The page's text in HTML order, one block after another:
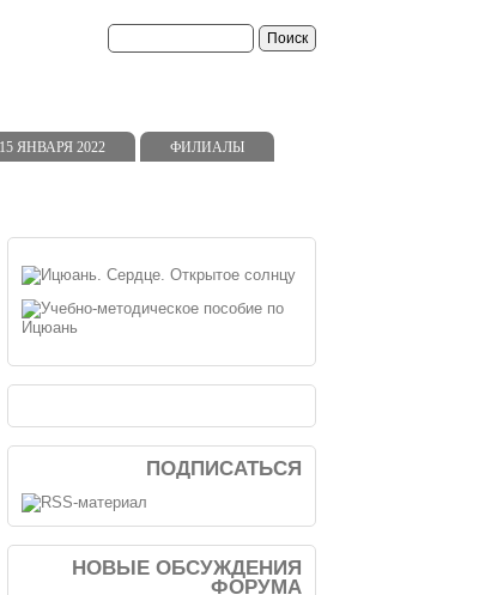
ЯНВАРЯ 2022
ФИЛИАЛЫ
ПОДПИСАТЬСЯ
НОВЫЕ ОБСУЖДЕНИЯ
ФОРУМА